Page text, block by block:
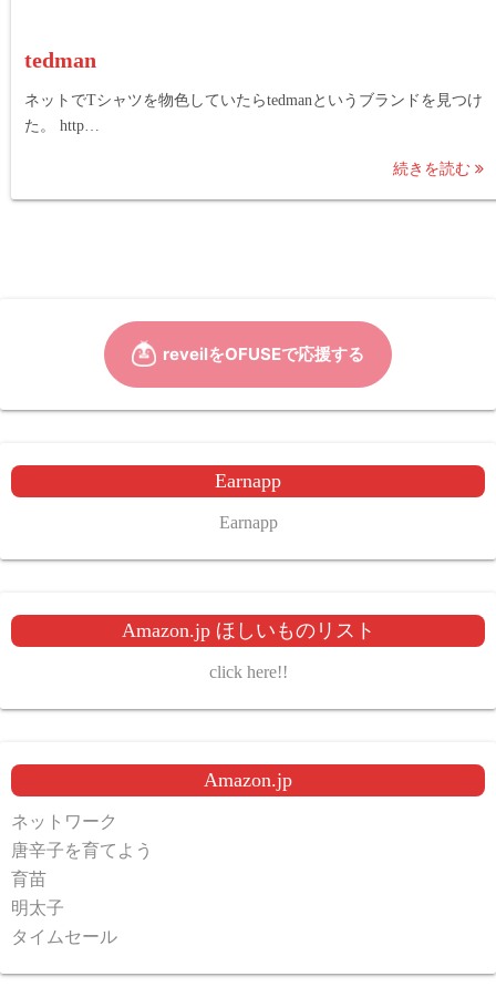
tedman
ネットでTシャツを物色していたらtedmanというブランドを見つけ
た。 http…
続きを読む
Earnapp
Earnapp
Amazon.jp ほしいものリスト
click here!!
Amazon.jp
ネットワーク
唐辛子を育てよう
育苗
明太子
タイムセール